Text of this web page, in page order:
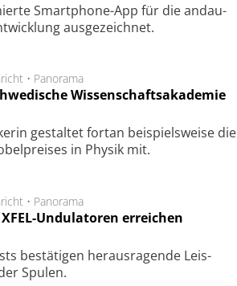
Smart­phone-App für die an­dau­
aus­ge­zeich­net.
• Panorama
Wissenschaftsakademie
ge­stal­tet fort­an bei­spiels­wei­se die
in Phy­sik mit.
• Panorama
Undulatoren erreichen
be­stä­ti­gen he­raus­ra­gen­de Leis­
Spu­len.